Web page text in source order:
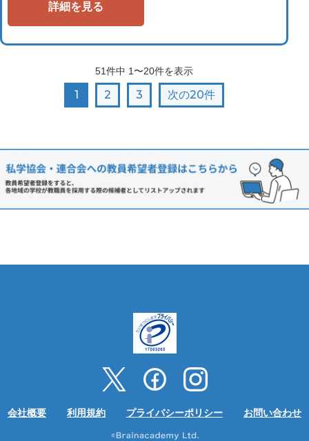
詳細を見る
51件中 1〜20件を表示
1 2 3 次の20件
会社概要 利用規約 プライバシーポリシー お問い合わせ